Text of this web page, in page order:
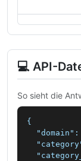
💻 API-
So sieht die
{
"domain":